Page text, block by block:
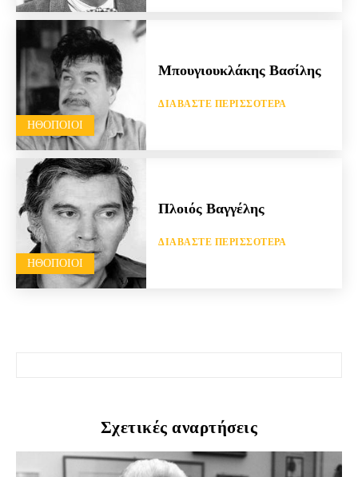
HΘΟΠΟΙΟΊ
Μπουγιουκλάκης Βασίλης
ΔΙΑΒΆΣΤΕ ΠΕΡΙΣΣΌΤΕΡΑ
HΘΟΠΟΙΟΊ
Πλοιός Βαγγέλης
ΔΙΑΒΆΣΤΕ ΠΕΡΙΣΣΌΤΕΡΑ
Σχετικές αναρτήσεις